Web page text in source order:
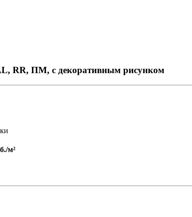
RR, ПМ, с декоративным рисунком
м²